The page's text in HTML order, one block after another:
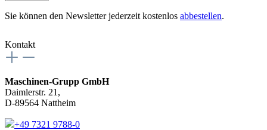
Sie können den Newsletter jederzeit kostenlos abbestellen.
Kontakt
Maschinen-Grupp GmbH
Daimlerstr. 21,
D-89564 Nattheim
+49 7321 9788-0